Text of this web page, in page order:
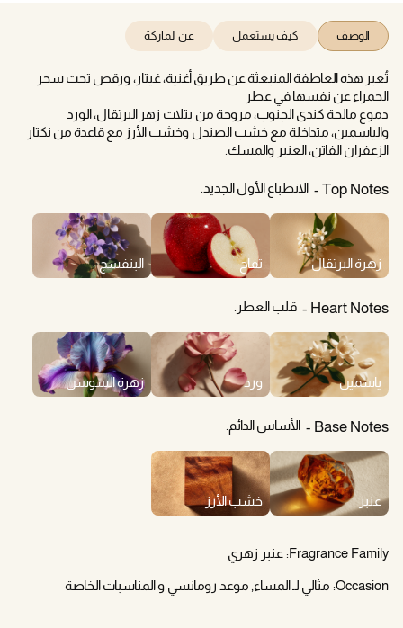
الوصف كيف يستعمل عن الماركة
تُعبر هذه العاطفة المنبعثة عن طريق أغنية، غيتار، ورقص تحت سحر
الحمراء عن نفسها في عطر
دموع مالحة كندى الجنوب، مروحة من بتلات زهر البرتقال، الورد
والياسمين، متداخلة مع خشب الصندل وخشب الأرز مع قاعدة من نكتار
الزعفران الفاتن، العنبر والمسك.
Top Notes الانطباع الأول الجديد.
زهرة البرتقال تفاح البنفسج
Heart Notes قلب العطر.
ياسمين ورد زهرة السوسن
Base Notes الأساس الدائم.
عنبر خشب الأرز
Fragrance Family: عنبر زهري
Occasion: مثالي لـ المساء, موعد رومانسي و المناسبات الخاصة